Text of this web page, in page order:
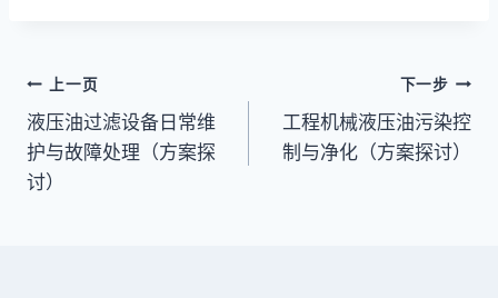
文
章
导
上一页
液压油过滤设备日常维
护与故障处理（方案探
讨）
下一步
工程机械液压油污染控
制与净化（方案探讨）